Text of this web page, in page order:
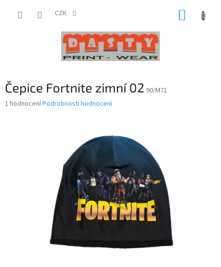
CZK
Čepice Fortnite zimní 02 90/M71
Průměrné
1 hodnoceníPodrobnosti hodnocení